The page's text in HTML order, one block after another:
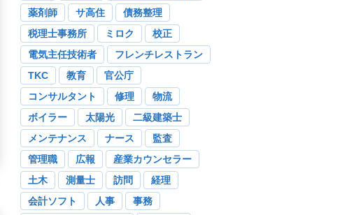
薬剤師
サ高住
債務整理
税理士事務所
ミロク
校正
電気主任技術者
フレンチレストラン
TKC
教育
官公庁
コンサルタント
修理
物流
ボイラー
太陽光
二級建築士
メンテナンス
ナース
監査
管理職
広報
産業カウンセラー
土木
測量士 訪問
経理
会計ソフト
人事
事務